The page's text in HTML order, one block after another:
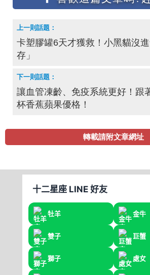
卡塑膠罐6天才獲救！小黑貓沒
存」
讓血管凍齡、免疫系統更好！跟
杯香蕉蘋果優格！
轉載請附文章網址